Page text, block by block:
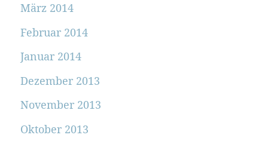
März 2014
Februar 2014
Januar 2014
Dezember 2013
November 2013
Oktober 2013